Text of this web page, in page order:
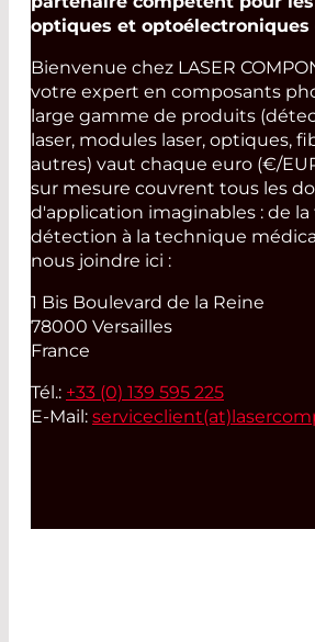
optiques et optoélectroniques
Bienvenue chez LASER
votre expert en composants
large gamme de produits
laser, modules laser, optiques,
autres) vaut chaque euro (€/
sur mesure couvrent tous les
d'application imaginables : de
détection à la technique
nous joindre ici :
1 Bis Boulevard de la Reine
78000 Versailles
France
Tél.: +33 (0) 139 595 225
E-Mail: serviceclient(at)